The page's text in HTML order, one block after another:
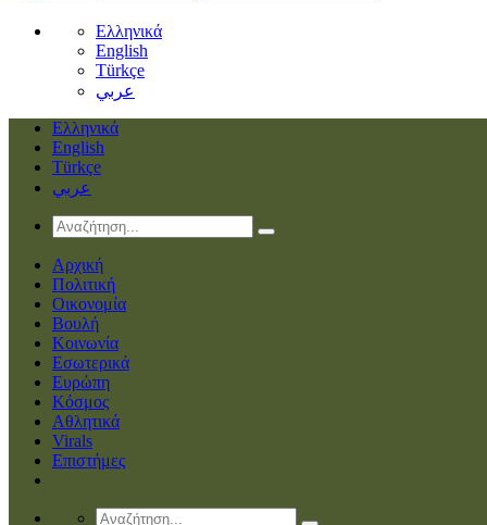
Ελληνικά
English
Türkçe
عربي
Ελληνικά
English
Türkçe
عربي
Αρχική
Πολιτική
Οικονομία
Βουλή
Κοινωνία
Εσωτερικά
Ευρώπη
Κόσμος
Αθλητικά
Virals
Επιστήμες